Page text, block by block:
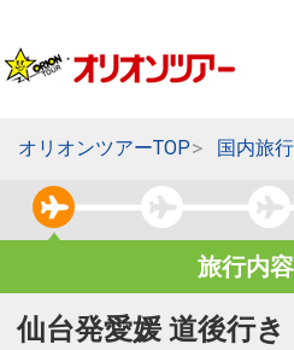
オリオンツアーTOP 国内旅
旅行内
仙台発愛媛 道後行